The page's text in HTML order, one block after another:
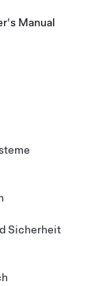
Manual
Sicherheit